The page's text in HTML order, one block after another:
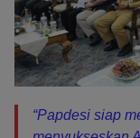
“Papdesi siap